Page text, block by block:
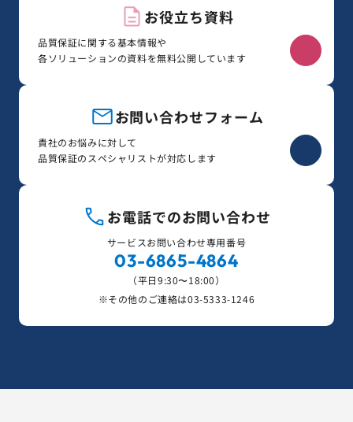
お役立ち資料
品質保証に関する基本情報や
各ソリューションの資料を無料公開しています
お問い合わせフォーム
貴社のお悩みに対して
品質保証のスペシャリストが対応します
お電話でのお問い合わせ
サービスお問い合わせ専用番号
03-6865-4864
（平日9:30〜18:00）
※その他のご連絡は03-5333-1246